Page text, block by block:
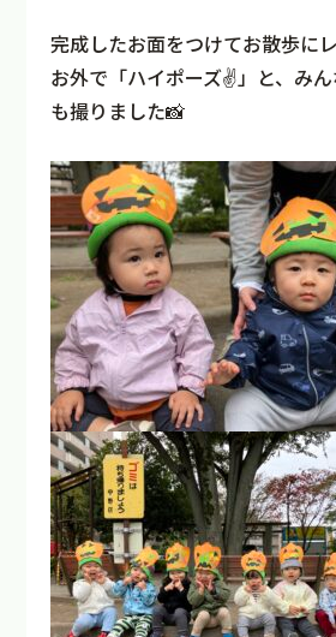
完成したお面をつけてお散歩に
お外で「ハイポーズ✌️」と、み
も撮りました📸